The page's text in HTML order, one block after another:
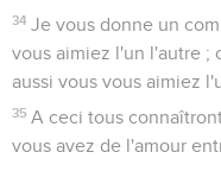
34 Je vous donne un
vous aimiez l'un l'autre ;
aussi vous vous aimiez
35 A ceci tous
vous avez de l'amour